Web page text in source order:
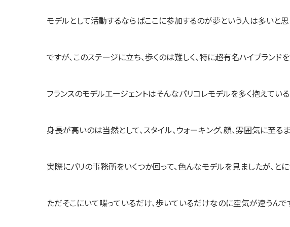
モデルとして活動するならばここに参加するのが夢という人は多いと思
ですが、このステージに立ち、歩くのは難しく、特に超有名ハイブラン
フランスのモデルエージェントはそんなパリコレモデルを多く抱えている
身長が高いのは当然として、スタイル、ウォーキング、顔、雰囲気に至
実際にパリの事務所をいくつか回って、色んなモデルを見ましたが、とに
ただそこにいて喋っているだけ、歩いているだけなのに空気が違うんで